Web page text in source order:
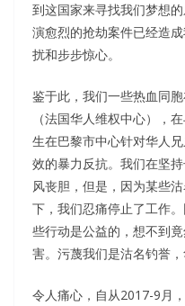
到这国家来寻找我们梦想
演愈烈的抢劫案件已经造
扰和步步惊心。
鉴于此，我们一些热血同
（法国华人维权中心），
生在巴黎市中心针对华人
效的暴力反抗。我们在坚
风丧胆，但是，因为某些
下，我们忍痛停止了工作
些行动是公益的，想不到
害。污蔑我们是沽名钓誉，
令人痛心，自从2017-9月